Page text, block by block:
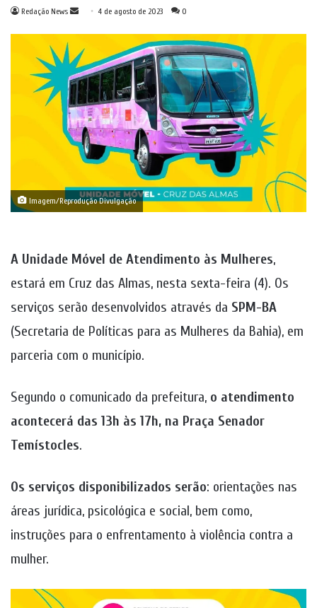
Redação News
Mande
mail
4 de agosto de 2023 0
Imagem/Reprodução Divulgação
A Unidade Móvel de Atendimento às Mulheres,
estará em Cruz das Almas, nesta sexta-feira (4). Os
serviços serão desenvolvidos através da SPM-BA
(Secretaria de Políticas para as Mulheres da Bahia), em
parceria com o município.
Segundo o comunicado da prefeitura, o atendimento
acontecerá das 13h às 17h, na Praça Senador
Temístocles.
Os serviços disponibilizados serão: orientações nas
áreas jurídica, psicológica e social, bem como,
instruções para o enfrentamento à violência contra a
mulher.